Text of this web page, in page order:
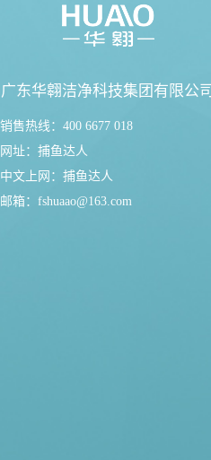
广东华翱洁净科技集团有限公司
销售热线：400 6677 018
网址： 捕鱼达人
中文上网： 捕鱼达人
邮箱： fshuaao@163.com